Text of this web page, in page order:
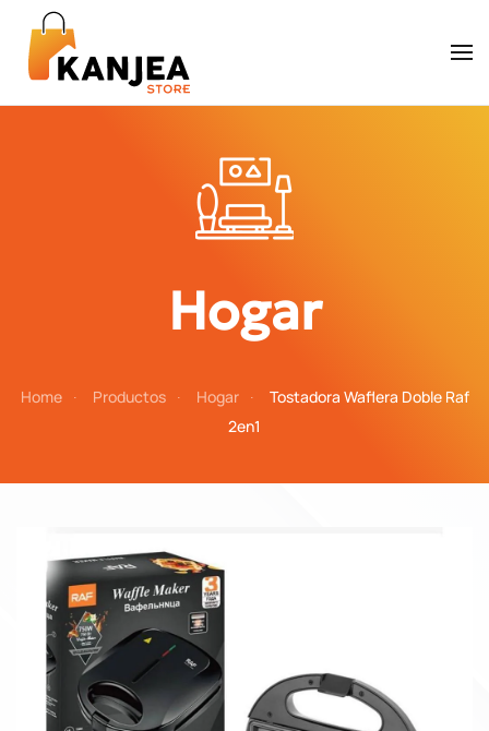
Skip to main content
Hogar
Home Productos Hogar
Tostadora Waflera Doble Raf
2en1